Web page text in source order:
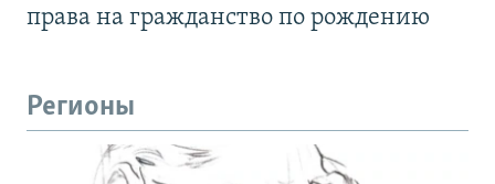
права на гражданство по рождению
Регионы